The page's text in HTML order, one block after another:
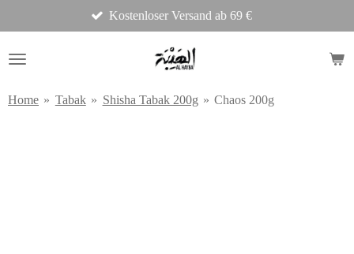
Hauptinhalt
springen
Kostenloser Versand ab 69 €
Home » Tabak » Shisha Tabak 200g » Chaos 200g